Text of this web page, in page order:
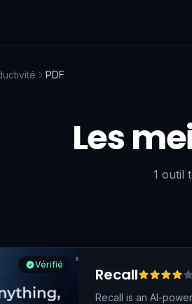
PDF
Les
1 outil
Vérifié
Recall
Recall is an AI-